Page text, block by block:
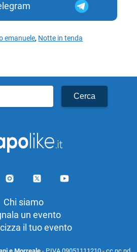
emanuele, Notte in tenda
Chi siamo
un evento
il tuo evento